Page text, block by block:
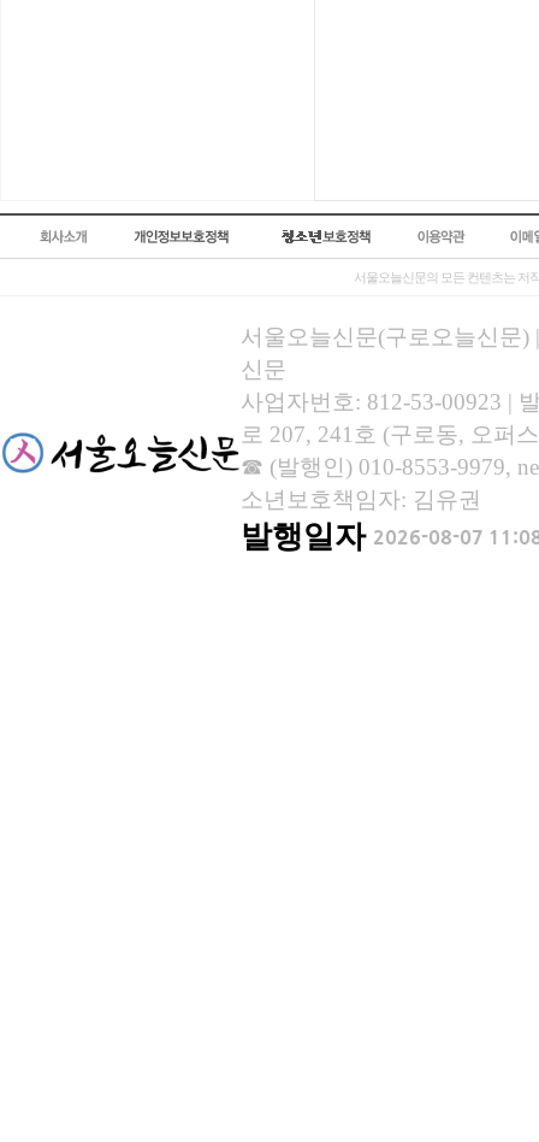
서울오늘신문의 모든 컨텐츠는 저
서울오늘신문(구로오늘신문)
신문
사업자번호: 812-53-00923 |
로 207, 241호 (구로동, 오퍼
☎ (발행인) 010-8553-9979,
소년보호책임자: 김유권
발행일자